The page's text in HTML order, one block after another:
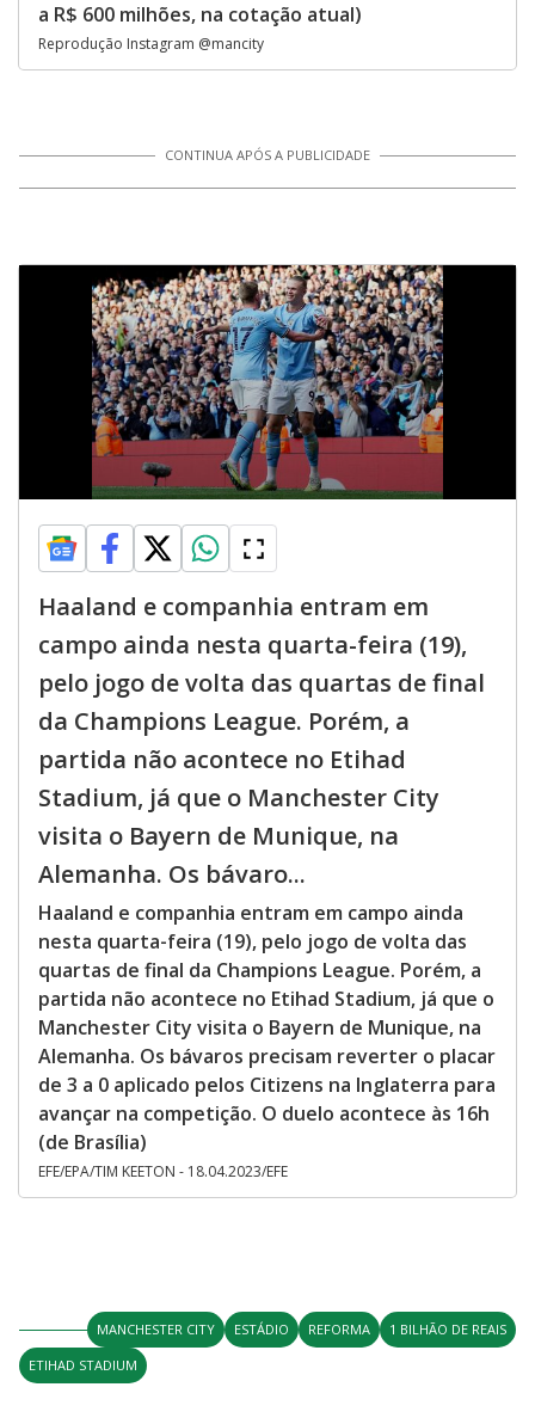
a R$ 600 milhões, na cotação atual)
Reprodução Instagram @mancity
CONTINUA APÓS A PUBLICIDADE
Haaland e companhia entram em
campo ainda nesta quarta-feira (19),
pelo jogo de volta das quartas de final
da Champions League. Porém, a
partida não acontece no Etihad
Stadium, já que o Manchester City
visita o Bayern de Munique, na
Alemanha. Os bávaro...
Haaland e companhia entram em campo ainda
nesta quarta-feira (19), pelo jogo de volta das
quartas de final da Champions League. Porém, a
partida não acontece no Etihad Stadium, já que o
Manchester City visita o Bayern de Munique, na
Alemanha. Os bávaros precisam reverter o placar
de 3 a 0 aplicado pelos Citizens na Inglaterra para
avançar na competição. O duelo acontece às 16h
(de Brasília)
EFE/EPA/TIM KEETON - 18.04.2023/EFE
MANCHESTER CITY ESTÁDIO REFORMA
1 BILHÃO DE REAIS
ETIHAD STADIUM